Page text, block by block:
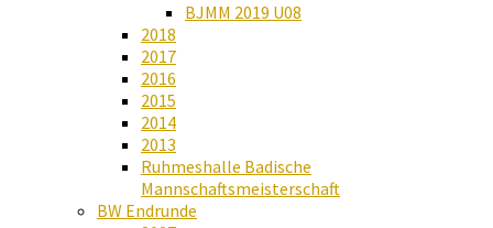
BJMM 2019 U08
2018
2017
2016
2015
2014
2013
Ruhmeshalle Badische
Mannschaftsmeisterschaft
BW Endrunde